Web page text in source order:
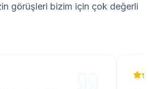
görüşleri bizim için çok değerli